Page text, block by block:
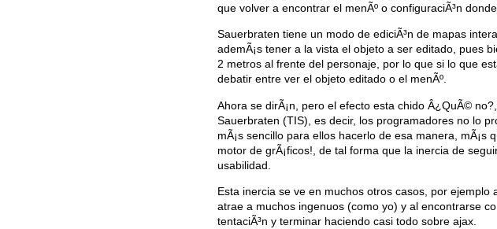
que volver a encontrar el menÃº o configuraciÃ³n donde
Sauerbraten tiene un modo de ediciÃ³n de mapas
ademÃ¡s tener a la vista el objeto a ser editado, pues
2 metros al frente del personaje, por lo que si lo que
debatir entre ver el objeto editado o el menÃº.
Ahora se dirÃ¡n, pero el efecto esta chido Â¿QuÃ©
Sauerbraten (TIS), es decir, los programadores no lo
mÃ¡s sencillo para ellos hacerlo de esa manera,
motor de grÃ¡ficos!, de tal forma que la inercia de
usabilidad.
Esta inercia se ve en muchos otros casos, por ejemplo
atrae a muchos ingenuos (como yo) y al encontrarse
tentaciÃ³n y terminar haciendo casi todo sobre ajax.